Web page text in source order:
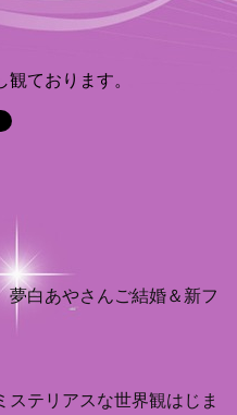
ております。
白あやさんご結婚＆新フ
ステリアスな世界観はじま